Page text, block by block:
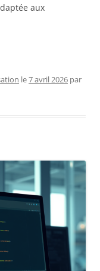
aux
le7 avril 2026 par